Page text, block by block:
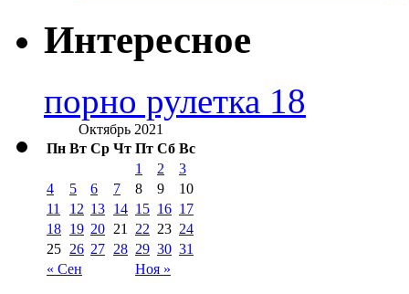
Интересное
порно рулетка 18
Октябрь 2021
Пн Вт Ср Чт Пт Сб Вс
« Сен Ноя »
1 2
3
4
5 6 7 8 9
10
11
12 13 14 15 16 17
18 19 20 21 22 23 24
25 26 27 28 29 30 31